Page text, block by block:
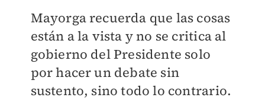
Mayorga recuerda que las cosas
están a la vista y no se critica al
gobierno del Presidente solo
por hacer un debate sin
sustento, sino todo lo contrario.